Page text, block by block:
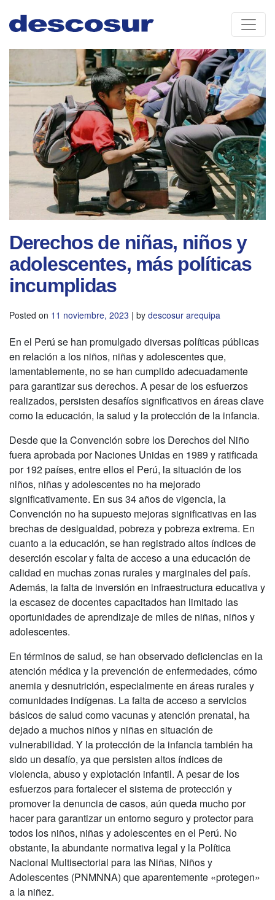
content
Derechos de niñas, niños y
adolescentes, más políticas
incumplidas
Posted on 11 noviembre, 2023 | by descosur arequipa
En el Perú se han promulgado diversas políticas públicas
en relación a los niños, niñas y adolescentes que,
lamentablemente, no se han cumplido adecuadamente
para garantizar sus derechos. A pesar de los esfuerzos
realizados, persisten desafíos significativos en áreas clave
como la educación, la salud y la protección de la infancia.
Desde que la Convención sobre los Derechos del Niño
fuera aprobada por Naciones Unidas en 1989 y ratificada
por 192 países, entre ellos el Perú, la situación de los
niños, niñas y adolescentes no ha mejorado
significativamente. En sus 34 años de vigencia, la
Convención no ha supuesto mejoras significativas en las
brechas de desigualdad, pobreza y pobreza extrema. En
cuanto a la educación, se han registrado altos índices de
deserción escolar y falta de acceso a una educación de
calidad en muchas zonas rurales y marginales del país.
Además, la falta de inversión en infraestructura educativa y
la escasez de docentes capacitados han limitado las
oportunidades de aprendizaje de miles de niñas, niños y
adolescentes.
En términos de salud, se han observado deficiencias en la
atención médica y la prevención de enfermedades, cómo
anemia y desnutrición, especialmente en áreas rurales y
comunidades indígenas. La falta de acceso a servicios
básicos de salud como vacunas y atención prenatal, ha
dejado a muchos niños y niñas en situación de
vulnerabilidad. Y la protección de la infancia también ha
sido un desafío, ya que persisten altos índices de
violencia, abuso y explotación infantil. A pesar de los
esfuerzos para fortalecer el sistema de protección y
promover la denuncia de casos, aún queda mucho por
hacer para garantizar un entorno seguro y protector para
todos los niños, niñas y adolescentes en el Perú. No
obstante, la abundante normativa legal y la Política
Nacional Multisectorial para las Niñas, Niños y
Adolescentes (PNMNNA) que aparentemente «protegen»
a la niñez.